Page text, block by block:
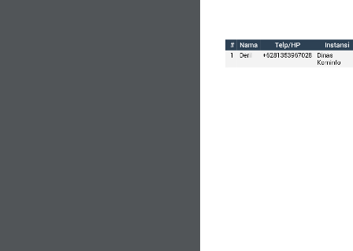
# Nama Telp/HP Instansi
1 Deril +6281353967028 Dinas
Kominfo